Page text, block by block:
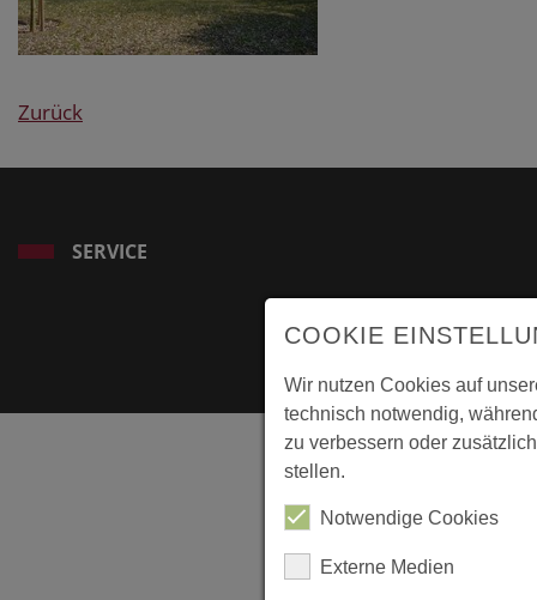
Zurück
SERVICE
COOKIE
Wir nutzen Cookies auf
technisch notwendig,
zu verbessern oder
stellen.
Notwendige Cookies
Externe Medien